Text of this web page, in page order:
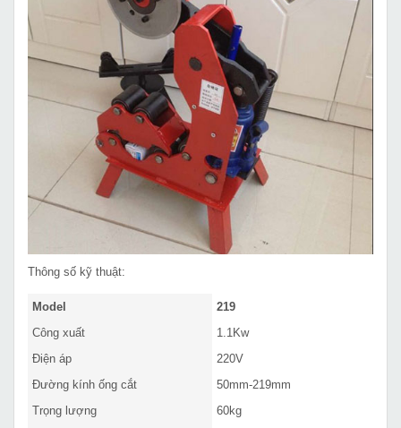
Thông số kỹ thuật:
Model
219
Công xuất
1.1Kw
Điện áp
220V
Đường kính ống cắt
50mm-219mm
Trọng lượng
60kg